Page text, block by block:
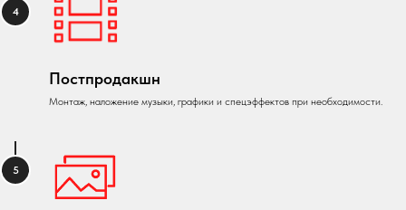
Постпродакшн
Монтаж, наложение музыки, графики и спецэффектов при необходимости.